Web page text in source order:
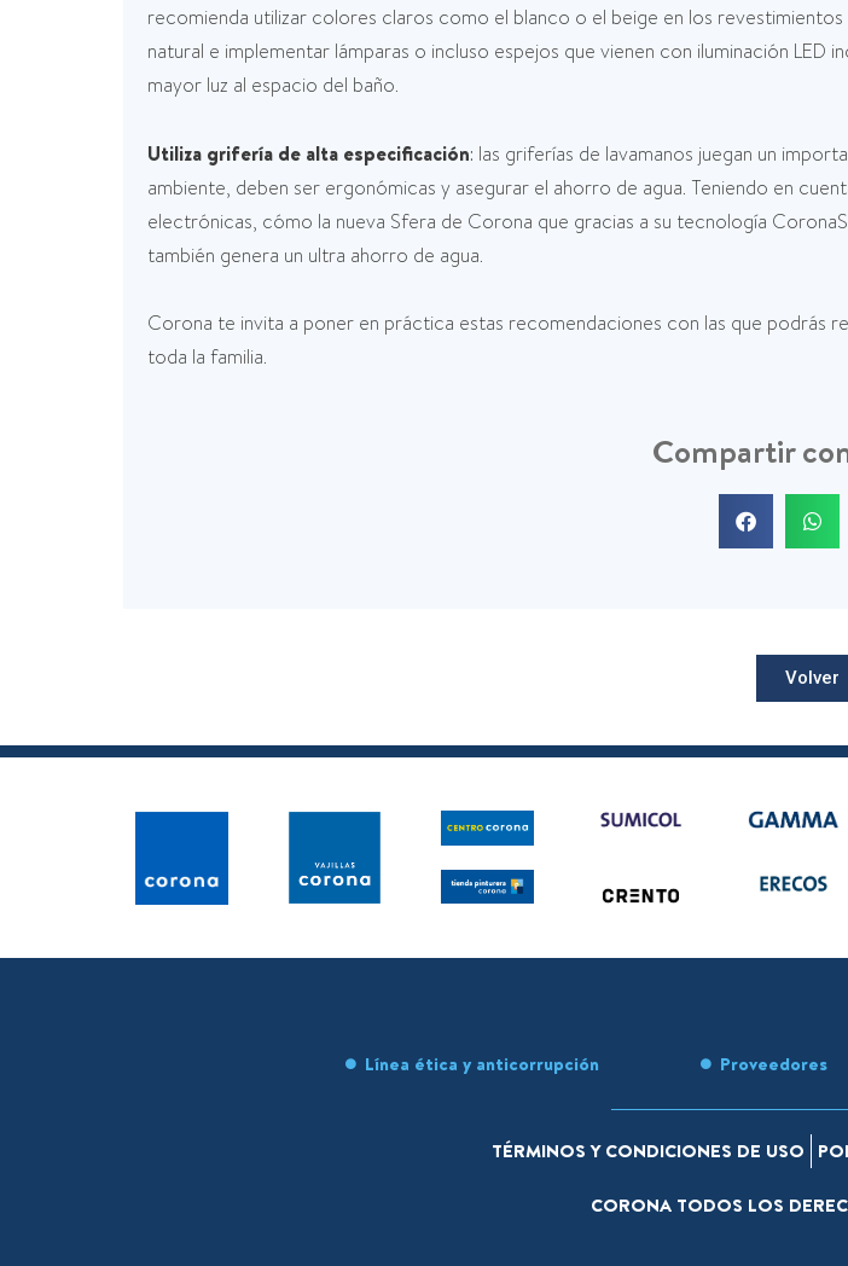
recomienda utilizar colores claros como el blanco o el beige en los
natural e implementar lámparas o incluso espejos que vienen con iluminación
mayor luz al espacio del baño.
Utiliza grifería de alta especificación: las griferías de lavamanos juegan un
ambiente, deben ser ergonómicas y asegurar el ahorro de agua. Teniendo en
electrónicas, cómo la nueva Sfera de Corona que gracias a su tecnología
también genera un ultra ahorro de agua.
Corona te invita a poner en práctica estas recomendaciones con las que podrás
toda la familia.
Compartir
Volver
Línea ética y anticorrupción Proveedores
TÉRMINOS Y CONDICIONES DE USO
CORONA TODOS LOS